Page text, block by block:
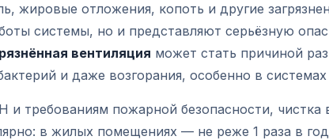
жировые отложения, копоть и другие
системы, но и представляют серьёзную
вентиляция может стать причиной
и даже возгорания, особенно в
требованиям пожарной безопасности, чистка
в жилых помещениях — не реже 1 раза в